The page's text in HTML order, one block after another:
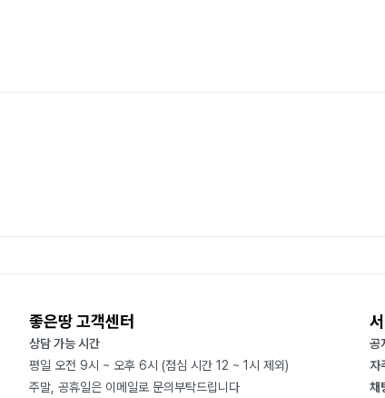
좋은땅 고객센터
상담 가능 시간
평일 오전 9시 ~ 오후 6시 (점심 시간 12 ~ 1시 제외)
주말, 공휴일은 이메일로 문의부탁드립니다
공
자
채